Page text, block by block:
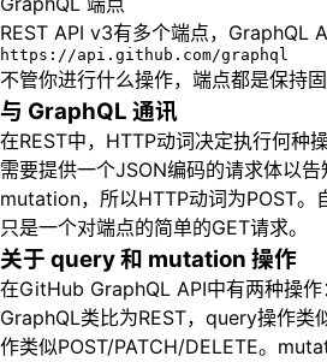
REST API v3有多个端点，GraphQL
不管你进行什么操作，端点都是保持固
与 GraphQL 通讯
在REST中，HTTP动词决定执行何种
需要提供一个JSON编码的请求体以
mutation，所以HTTP动词为POST。
只是一个对端点的简单的GET请求。
关于 query 和 mutation 操作
在GitHub GraphQL API中有两种操
GraphQL类比为REST，query操作
作类似POST/PATCH/DELETE。